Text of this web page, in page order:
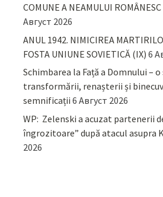
COMUNE A NEAMULUI
Август 2026
ANUL 1942. NIMICIREA
FOSTA UNIUNE SOVIETICĂ (IX) 6
Schimbarea la Față a Domnului –
transformării, renașterii și
semnificații 6 Август 2026
WP: Zelenski a acuzat partenerii
îngrozitoare” după atacul asupra
2026